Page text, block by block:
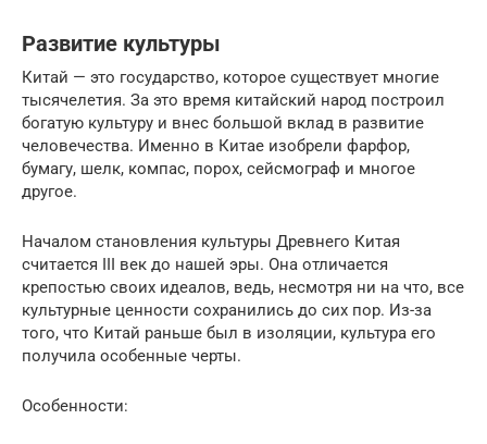
Развитие культуры
Китай — это государство, которое существует многие
тысячелетия. За это время китайский народ построил
богатую культуру и внес большой вклад в развитие
человечества. Именно в Китае изобрели фарфор,
бумагу, шелк, компас, порох, сейсмограф и многое
другое.
Началом становления культуры Древнего Китая
считается III век до нашей эры. Она отличается
крепостью своих идеалов, ведь, несмотря ни на что, все
культурные ценности сохранились до сих пор. Из-за
того, что Китай раньше был в изоляции, культура его
получила особенные черты.
Особенности: